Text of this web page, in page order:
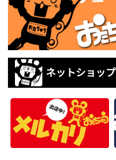
ネットショップ